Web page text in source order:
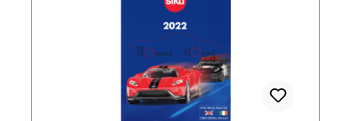
Sattelzugmaschine mit 2 Lenkachsen, Facelift
2, Modell 1971-1972) ADAC-Prüfdienstwagen,
SIKU-SUPER-ZINKGUSS 1:60 (V-SERIE), 1
Seite, ca. 25,3 x 17,4 cm (Limited Edition /
ITALY SPECIAL) (Seite sauber aus Zeitung
herausgetrennt, der abgebildete schwarze
Werbeanzeige und dient nur als Kopierschutz,
mit Lagerspuren) (EAN 4006874019748)